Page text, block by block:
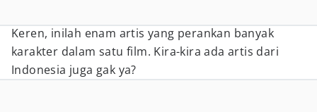
Keren, inilah enam artis yang perankan banyak
karakter dalam satu film. Kira-kira ada artis dari
Indonesia juga gak ya?